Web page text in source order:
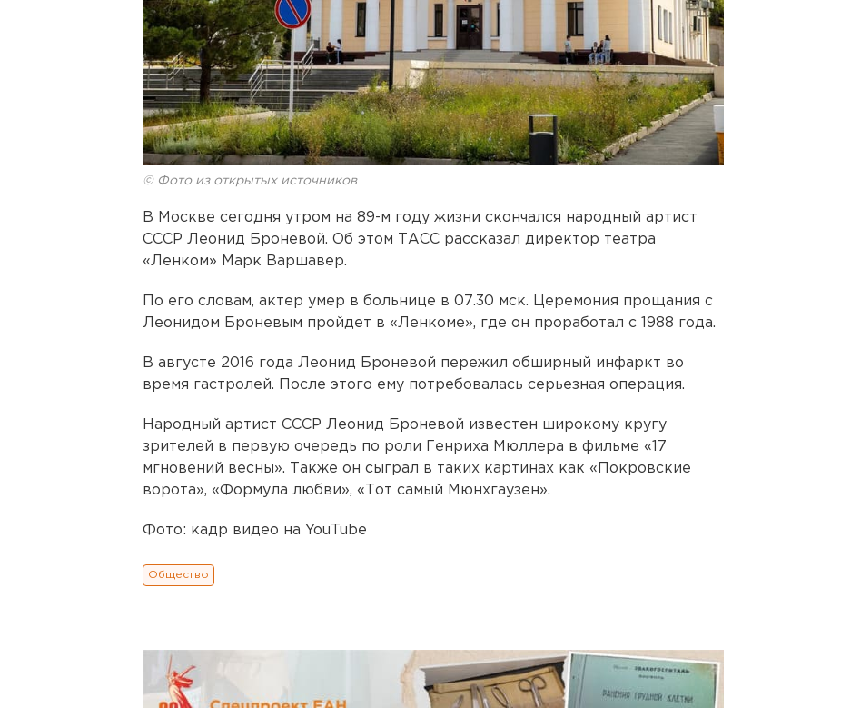
© Фото из открытых источников
В Москве сегодня утром на 89-м году жизни скончался народный артист
СССР Леонид Броневой. Об этом ТАСС рассказал директор театра
«Ленком» Марк Варшавер.
По его словам, актер умер в больнице в 07.30 мск. Церемония прощания с
Леонидом Броневым пройдет в «Ленкоме», где он проработал с 1988 года.
В августе 2016 года Леонид Броневой пережил обширный инфаркт во
время гастролей. После этого ему потребовалась серьезная операция.
Народный артист СССР Леонид Броневой известен широкому кругу
зрителей в первую очередь по роли Генриха Мюллера в фильме «17
мгновений весны». Также он сыграл в таких картинах как «Покровские
ворота», «Формула любви», «Тот самый Мюнхгаузен».
Фото: кадр видео на YouTube
Общество